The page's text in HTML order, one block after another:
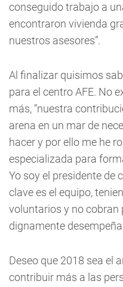
conseguido trabajo a
encontraron vivienda
nuestros asesores”.
Al finalizar quisimos
para el centro AFE. No
más, “nuestra
arena en un mar de
hacer y por ello me he
especializada para
Yo soy el presidente de
clave es el equipo,
voluntarios y no cobran
dignamente
Deseo que 2018 sea el
contribuir más a las